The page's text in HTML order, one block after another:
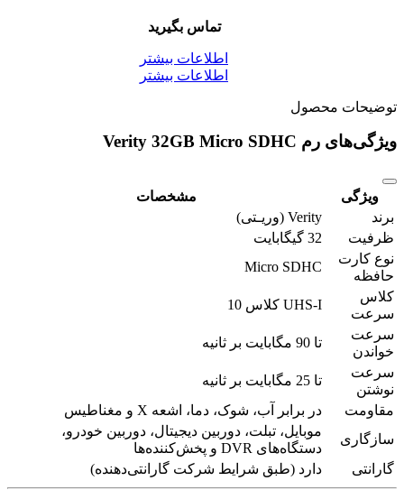
تماس بگیرید
اطلاعات بیشتر
اطلاعات بیشتر
توضیحات محصول
ویژگی‌های رم Verity 32GB Micro SDHC
ویژگی
مشخصات
برند
Verity (وریـتی)
ظرفیت
32 گیگابایت
نوع کارت
حافظه
Micro SDHC
کلاس
سرعت
UHS-I کلاس 10
سرعت
خواندن
تا 90 مگابایت بر ثانیه
سرعت
نوشتن
تا 25 مگابایت بر ثانیه
مقاومت
در برابر آب، شوک، دما، اشعه X و مغناطیس
سازگاری
موبایل، تبلت، دوربین دیجیتال، دوربین خودرو،
دستگاه‌های DVR و پخش‌کننده‌ها
گارانتی
دارد (طبق شرایط شرکت گارانتی‌دهنده)